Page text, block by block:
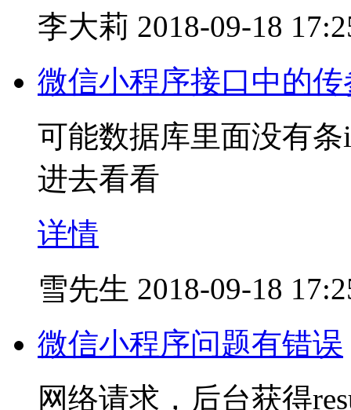
李大莉 2018-09-18
微信小程序接口中的
可能数据库里面没有
进去看看
详情
雪先生 2018-09-18
微信小程序问题有错误
网络请求，后台获得